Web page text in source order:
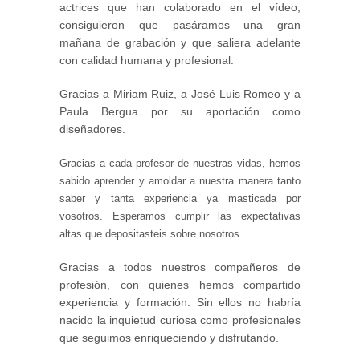
actrices que han colaborado en el vídeo,
consiguieron que pasáramos una gran
mañana de grabación y que saliera adelante
con calidad humana y profesional.
Gracias a Miriam Ruiz, a José Luis Romeo y a
Paula Bergua por su aportación como
diseñadores.
Gracias a cada profesor de nuestras vidas, hemos
sabido aprender y amoldar a nuestra manera tanto
saber y tanta experiencia ya masticada por
vosotros. Esperamos cumplir las expectativas
altas que depositasteis sobre nosotros.
Gracias a todos nuestros compañeros de
profesión, con quienes hemos compartido
experiencia y formación. Sin ellos no habría
nacido la inquietud curiosa como profesionales
que seguimos enriqueciendo y disfrutando.